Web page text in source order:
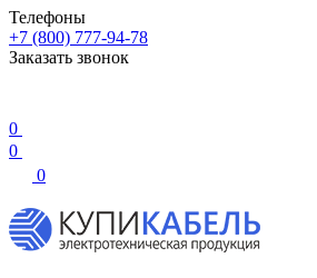
Телефоны
+7 (800) 777-94-78
Заказать звонок
0
0
0